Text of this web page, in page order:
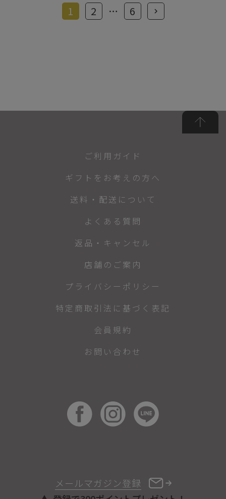
1 2 … 6
メールマガジン登録
ご利用ガイド
ギフトをお考えの方へ
送料・配送について
よくある質問
返品・キャンセル
店舗のご案内
プライバシーポリシー
特定商取引法に基づく表記
会員規約
お問い合わせ